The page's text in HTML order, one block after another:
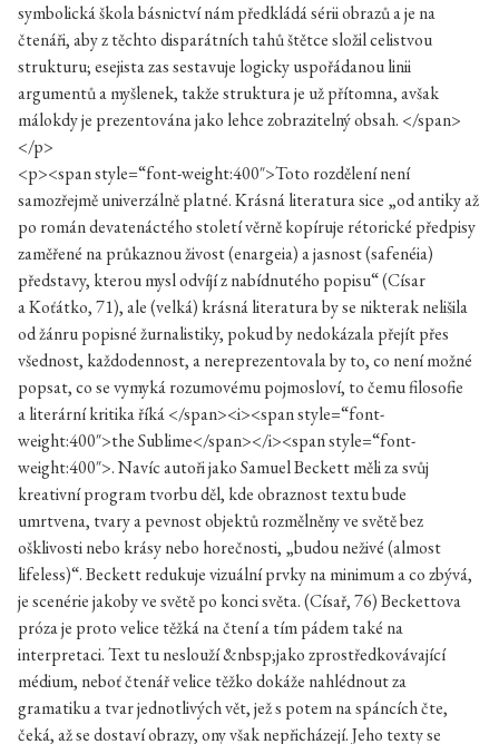
symbolická škola básnictví nám předkládá sérii obrazů a je na
čtenáři, aby z těchto disparátních tahů štětce složil celistvou
strukturu; esejista zas sestavuje logicky uspořádanou linii
argumentů a myšlenek, takže struktura je už přítomna, avšak
málokdy je prezentována jako lehce zobrazitelný obsah. </span>
</p>
<p><span style=“font-weight:400″>Toto rozdělení není
samozřejmě univerzálně platné. Krásná literatura sice „od antiky až
po román devatenáctého století věrně kopíruje rétorické předpisy
zaměřené na průkaznou živost (enargeia) a jasnost (safenéia)
představy, kterou mysl odvíjí z nabídnutého popisu“ (Císar
a Koťátko, 71), ale (velká) krásná literatura by se nikterak nelišila
od žánru popisné žurnalistiky, pokud by nedokázala přejít přes
všednost, každodennost, a nereprezentovala by to, co není možné
popsat, co se vymyká rozumovému pojmosloví, to čemu filosofie
a literární kritika říká </span><i><span style=“font-
weight:400″>the Sublime</span></i><span style=“font-
weight:400″>. Navíc autoři jako Samuel Beckett měli za svůj
kreativní program tvorbu děl, kde obraznost textu bude
umrtvena, tvary a pevnost objektů rozmělněny ve světě bez
ošklivosti nebo krásy nebo horečnosti, „budou neživé (almost
lifeless)“. Beckett redukuje vizuální prvky na minimum a co zbývá,
je scenérie jakoby ve světě po konci světa. (Císař, 76) Beckettova
próza je proto velice těžká na čtení a tím pádem také na
interpretaci. Text tu neslouží &nbsp;jako zprostředkovávající
médium, neboť čtenář velice těžko dokáže nahlédnout za
gramatiku a tvar jednotlivých vět, jež s potem na spáncích čte,
čeká, až se dostaví obrazy, ony však nepřicházejí. Jeho texty se